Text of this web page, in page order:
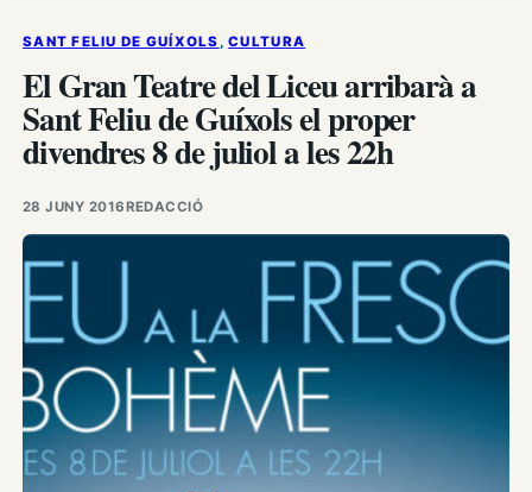
SANT FELIU DE GUÍXOLS , CULTURA
El Gran Teatre del Liceu arribarà a
Sant Feliu de Guíxols el proper
divendres 8 de juliol a les 22h
28 JUNY 2016REDACCIÓ